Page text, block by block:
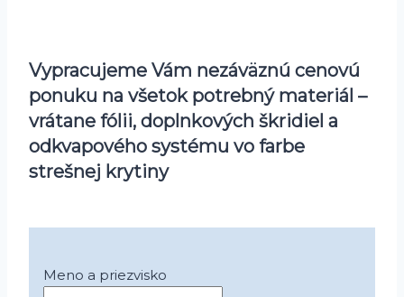
Vypracujeme Vám nezáväznú cenovú
ponuku na všetok potrebný materiál –
vrátane fólii, doplnkových škridiel a
odkvapového systému vo farbe
strešnej krytiny
Meno a priezvisko